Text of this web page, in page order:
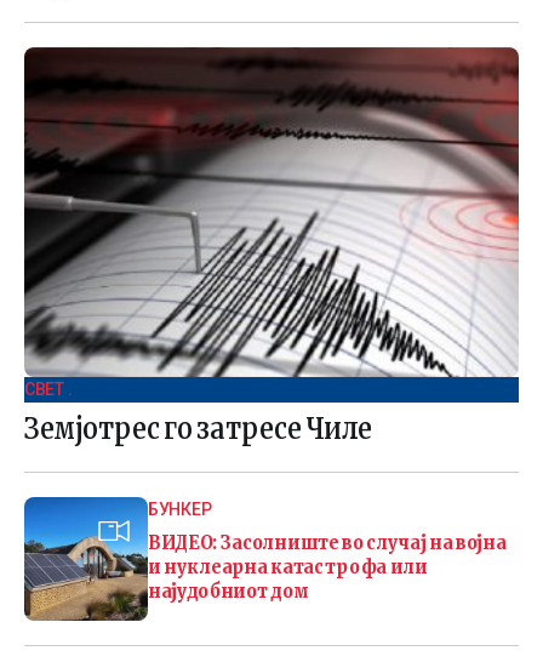
СВЕТ .
Земјотрес го затресе Чиле
БУНКЕР
ВИДЕО: Засолниште во случај на војна
и нуклеарна катастрофа или
најудобниот дом